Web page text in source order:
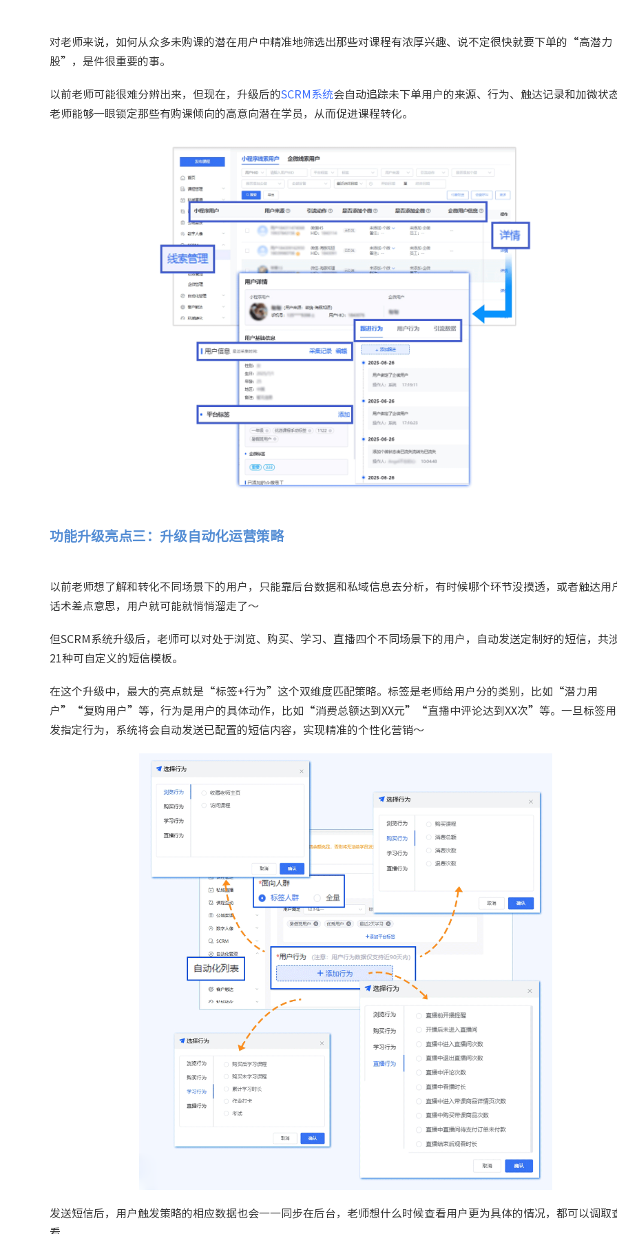
对老师来说，如何从众多未购课的潜在用户中精准地筛选出那些对课程有浓厚兴趣、说不定很快就要下单的“高潜力
股”，是件很重要的事。
以前老师可能很难分辨出来，但现在，升级后的SCRM系统会自动追踪未下单用户的来源、行为、触达记录和加微状
老师能够一眼锁定那些有购课倾向的高意向潜在学员，从而促进课程转化。
功能升级亮点三：升级自动化运营策略
以前老师想了解和转化不同场景下的用户，只能靠后台数据和私域信息去分析，有时候哪个环节没摸透，或者触达用
话术差点意思，用户就可能就悄悄溜走了～
但SCRM系统升级后，老师可以对处于浏览、购买、学习、直播四个不同场景下的用户，自动发送定制好的短信，共
21种可自定义的短信模板。
在这个升级中，最大的亮点就是“标签+行为”这个双维度匹配策略。标签是老师给用户分的类别，比如“潜力用
户”“复购用户”等，行为是用户的具体动作，比如“消费总额达到XX元”“直播中评论达到XX次”等。一旦标签
发指定行为，系统将会自动发送已配置的短信内容，实现精准的个性化营销～
发送短信后，用户触发策略的相应数据也会一一同步在后台，老师想什么时候查看用户更为具体的情况，都可以调取